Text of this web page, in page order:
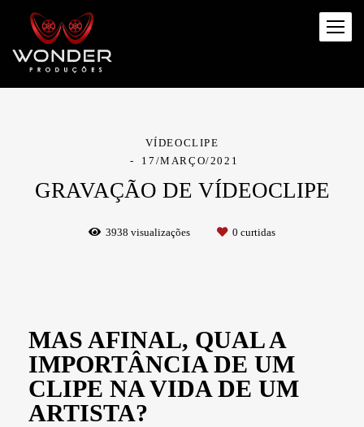
VÍDEOCLIPE
17/MARÇO/2021
GRAVAÇÃO DE VÍDEOCLIPE
3938 visualizações 0 curtidas
MAS AFINAL, QUAL A
IMPORTÂNCIA DE UM
CLIPE NA VIDA DE UM
ARTISTA?